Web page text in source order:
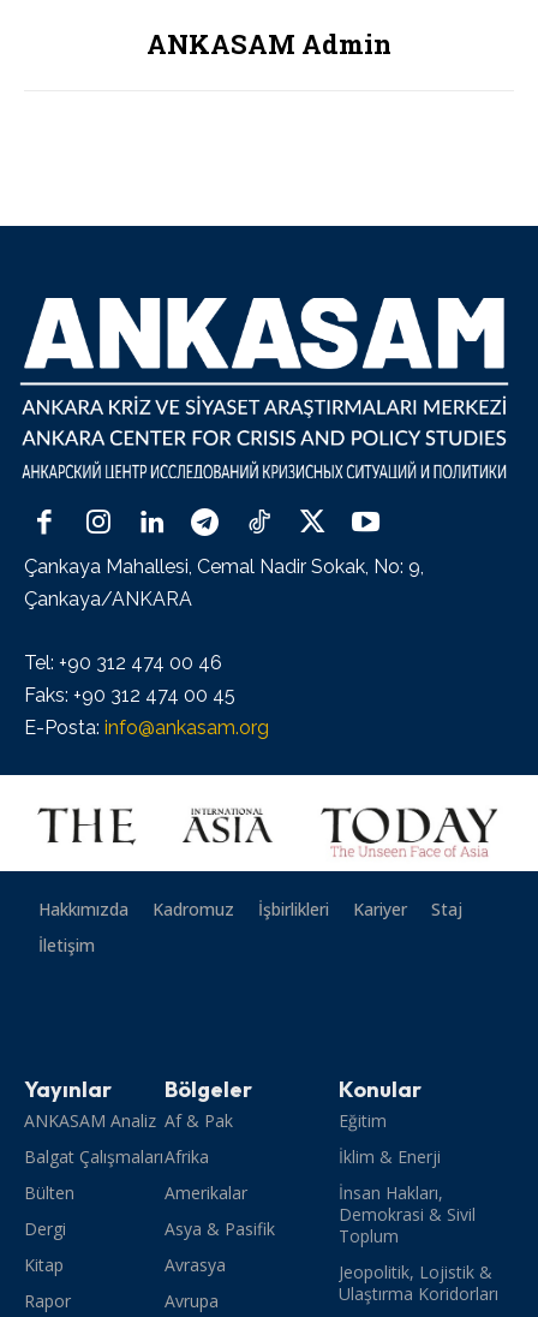
ANKASAM Admin
Çankaya Mahallesi, Cemal Nadir Sokak, No: 9,
Çankaya/ANKARA
Tel: +90 312 474 00 46
Faks: +90 312 474 00 45
E-Posta: info@ankasam.org
Hakkımızda Kadromuz İşbirlikleri Kariyer
Staj
İletişim
Yayınlar
ANKASAM Analiz
Balgat Çalışmaları
Bülten
Dergi
Kitap
Rapor
Bölgeler
Af & Pak
Afrika
Amerikalar
Asya & Pasifik
Avrasya
Avrupa
Konular
Eğitim
İklim & Enerji
İnsan Hakları,
Demokrasi & Sivil
Toplum
Jeopolitik, Lojistik &
Ulaştırma Koridorları